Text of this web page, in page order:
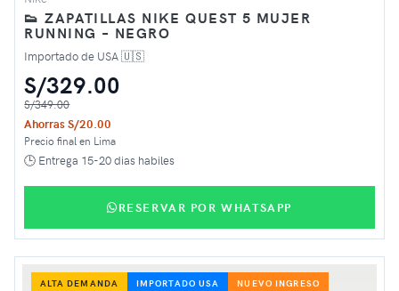
👟 ZAPATILLAS NIKE QUEST 5 MUJER
RUNNING – NEGRO
Importado de USA 🇺🇸
S/329.00
S/349.00
Ahorras S/20.00
Precio final en Lima
🕒 Entrega 15-20 dias habiles
RESERVAR POR WHATSAPP
ALTA DEMANDA IMPORTADO USA NUEVO INGRESO